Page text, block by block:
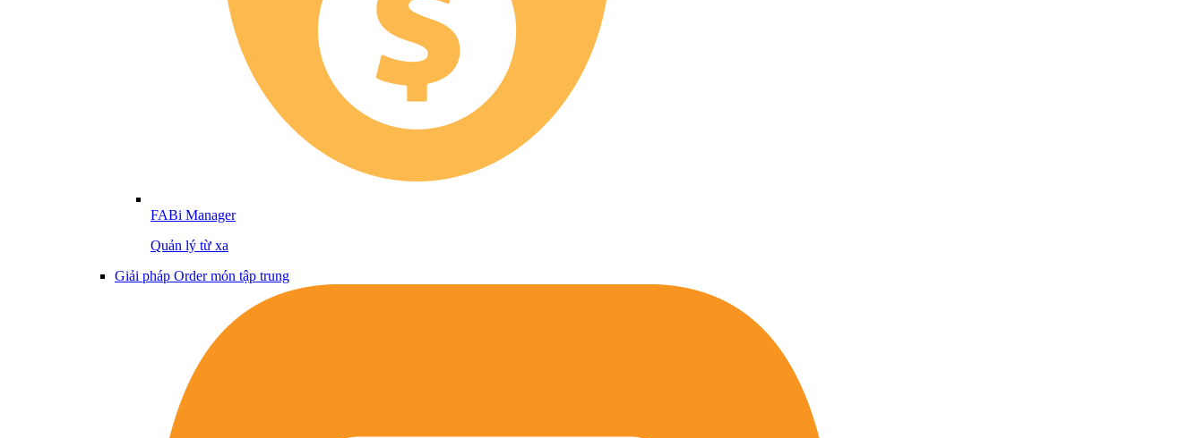
FABi Manager
Quản lý từ xa
Giải pháp Order món tập trung